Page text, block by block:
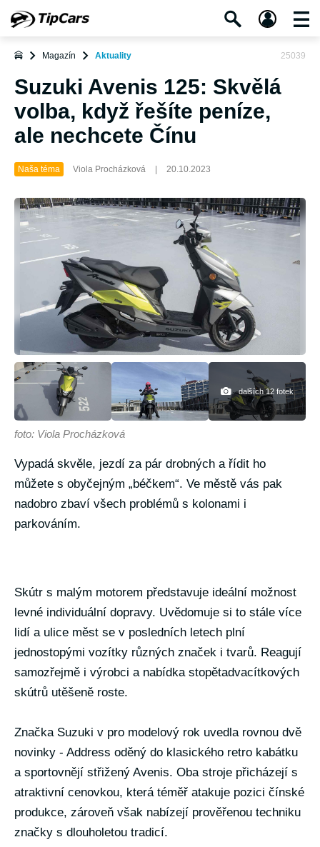
Magazín Aktuality 25039
Suzuki Avenis 125: Skvělá
volba, když řešíte peníze,
ale nechcete Čínu
Naša téma Viola Procházková 20.10.2023
dalších 12 fotek
foto: Viola Procházková
Vypadá skvěle, jezdí za pár drobných a řídit ho
můžete s obyčejným „béčkem“. Ve městě vás pak
nadobro zbaví všech problémů s kolonami i
parkováním.
Skútr s malým motorem představuje ideální možnost
levné individuální dopravy. Uvědomuje si to stále více
lidí a ulice měst se v posledních letech plní
jednostopými vozítky různých značek i tvarů. Reagují
samozřejmě i výrobci a nabídka stopětadvacítkových
skútrů utěšeně roste.
Značka Suzuki v pro modelový rok uvedla rovnou dvě
novinky - Address oděný do klasického retro kabátku
a sportovnějí střižený Avenis. Oba stroje přicházejí s
atraktivní cenovkou, která téměř atakuje pozici čínské
produkce, zároveň však nabízejí prověřenou techniku
značky s dlouholetou tradicí.